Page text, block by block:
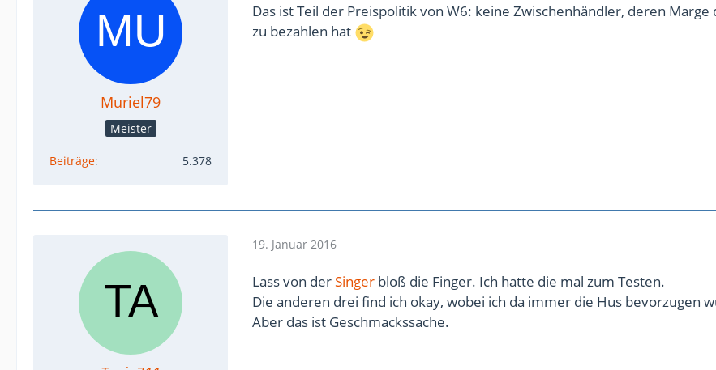
Muriel79
Meister
Beiträge 5.378
Das ist Teil der Preispolitik von W6: keine Zwischenhändler, deren Marge
zu bezahlen hat
19. Januar 2016
Lass von derSinger bloß die Finger. Ich hatte die mal zum Testen.
Die anderen drei find ich okay, wobei ich da immer die Hus bevorzugen
Aber das ist Geschmackssache.